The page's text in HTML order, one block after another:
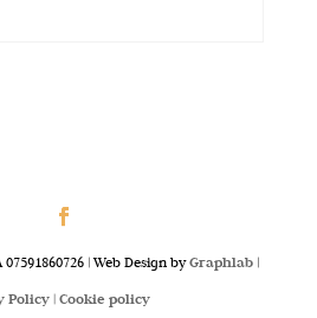
07591860726 | Web Design byGraphlab|
Policy |Cookie policy